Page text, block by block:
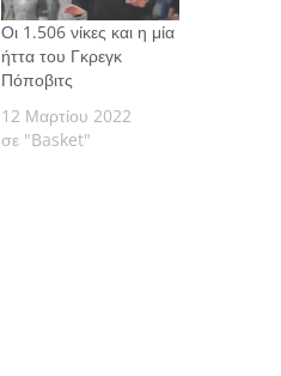
Οι 1.506 νίκες και η μία
ήττα του Γκρεγκ
Πόποβιτς
12 Μαρτίου 2022
σε "Basket"